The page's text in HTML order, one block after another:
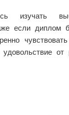
изучать
если диплом